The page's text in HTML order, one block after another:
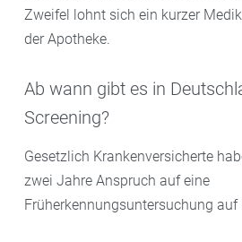
Zweifel lohnt sich ein kurzer
der Apotheke.
Ab wann gibt es in
Screening?
Gesetzlich Krankenversicherte
zwei Jahre Anspruch auf eine
Früherkennungsuntersuchung auf